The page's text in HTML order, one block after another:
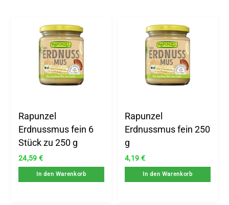
Rapunzel
Erdnussmus fein 6
Stück zu 250 g
24,59 €
In den Warenkorb
Rapunzel
Erdnussmus fein 250
g
4,19 €
In den Warenkorb